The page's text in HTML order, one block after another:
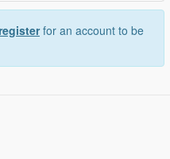
registerfor an account to be